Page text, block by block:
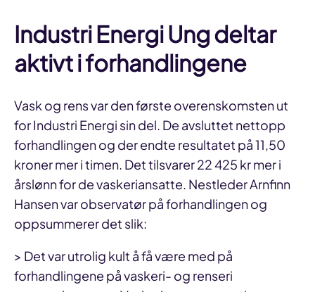
Industri Energi Ung deltar
aktivt i forhandlingene
Vask og rens var den første overenskomsten ut
for Industri Energi sin del. De avsluttet nettopp
forhandlingen og der endte resultatet på 11,50
kroner mer i timen. Det tilsvarer 22 425 kr mer i
årslønn for de vaskeriansatte. Nestleder Arnfinn
Hansen var observatør på forhandlingen og
oppsummerer det slik:
> Det var utrolig kult å få være med på
forhandlingene på vaskeri- og renseri